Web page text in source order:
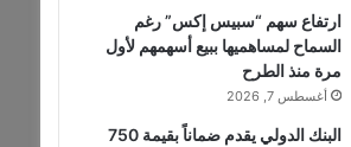
ارتفاع سهم “سبيس إكس” رغم
السماح لمساهميها ببيع أسهمهم لأول
مرة منذ الطرح
أغسطس 7, 2026
البنك الدولي يقدم ضماناً بقيمة 750